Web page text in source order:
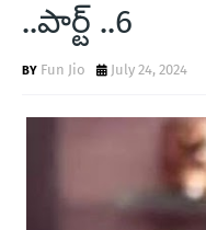
..పార్ట్ ..6
Fun Jio July 24, 2024